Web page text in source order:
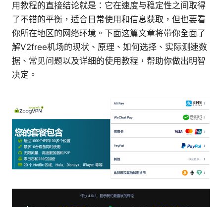
用教程的直接结论就是：它在速度与稳定性之间取得
了不错的平衡，适合日常使用和信息获取，但也要看
你所在地区的网络环境。下面这篇文章将带你全面了
解V2free机场的现状、原理、如何选择、实际测速数
据、常见问题以及详细的使用教程，帮助你做出明智
决定。